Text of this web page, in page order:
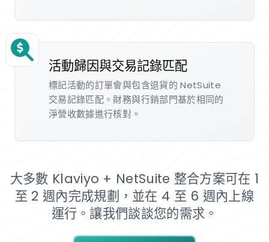
活動歸因與交易記錄匹配
標記活動的訂單會與包含退貨的 NetSuite
交易記錄匹配。財務與行銷部門基於相同的
淨營收數據進行核對。
大多數 Klaviyo + NetSuite 整合方案可在 1
至 2 週內完成規劃，並在 4 至 6 週內上線
運行。讓我們談談您的需求。